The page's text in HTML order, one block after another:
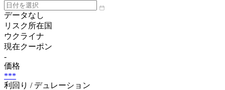
データなし
リスク所在国
ウクライナ
現在クーポン
-
価格
***
利回り / デュレーション